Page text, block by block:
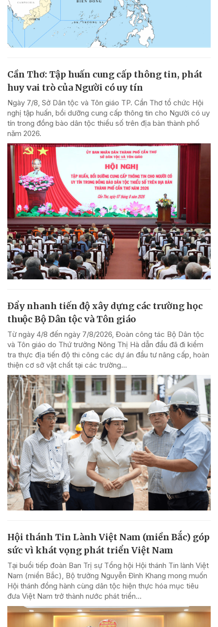
Cần Thơ: Tập huấn cung cấp thông tin, phát
huy vai trò của Người có uy tín
Ngày 7/8, Sở Dân tộc và Tôn giáo TP. Cần Thơ tổ chức Hội
nghị tập huấn, bồi dưỡng cung cấp thông tin cho Người có uy
tín trong đồng bào dân tộc thiểu số trên địa bàn thành phố
năm 2026.
Đẩy nhanh tiến độ xây dựng các trường học
thuộc Bộ Dân tộc và Tôn giáo
Từ ngày 4/8 đến ngày 7/8/2026, Đoàn công tác Bộ Dân tộc
và Tôn giáo do Thứ trưởng Nông Thị Hà dẫn đầu đã đi kiểm
tra thực địa tiến độ thi công các dự án đầu tư nâng cấp, hoàn
thiện cơ sở vật chất tại các trường...
Hội thánh Tin Lành Việt Nam (miền Bắc) góp
sức vì khát vọng phát triển Việt Nam
Tại buổi tiếp đoàn Ban Trị sự Tổng hội Hội thánh Tin lành Việt
Nam (miền Bắc), Bộ trưởng Nguyễn Đình Khang mong muốn
Hội thánh đồng hành cùng dân tộc hiện thực hóa mục tiêu
đưa Việt Nam trở thành nước phát triển...